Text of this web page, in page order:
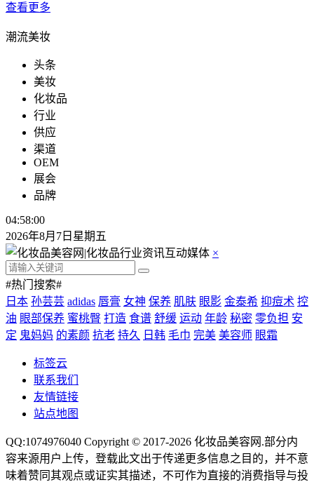
查看更多
潮流美妆
头条
美妆
化妆品
行业
供应
渠道
OEM
展会
品牌
04:58:00
2026年8月7日星期五
×
#热门搜索#
日本 孙芸芸 adidas 唇膏 女神 保养 肌肤 眼影 金泰希 抑痘术 控
油 眼部保养 蜜桃臀 打造 食谱 舒缓 运动 年龄 秘密 零负担 安
定 鬼妈妈 的素颜 抗老 持久 日韩 毛巾 完美 美容师 眼霜
标签云
联系我们
友情链接
站点地图
QQ:1074976040 Copyright © 2017-2026 化妆品美容网 .部分内
容来源用户上传，登载此文出于传递更多信息之目的，并不意
味着赞同其观点或证实其描述，不可作为直接的消费指导与投